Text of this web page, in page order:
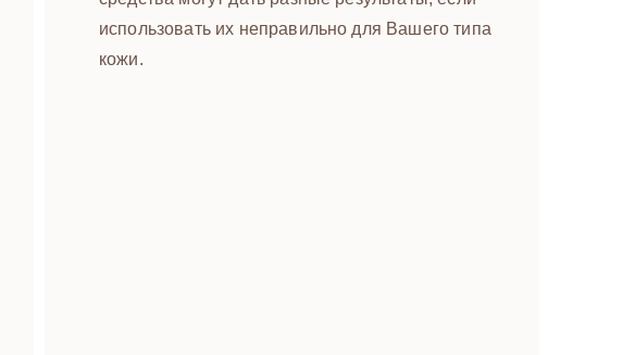
использовать их неправильно для Вашего типа
кожи.